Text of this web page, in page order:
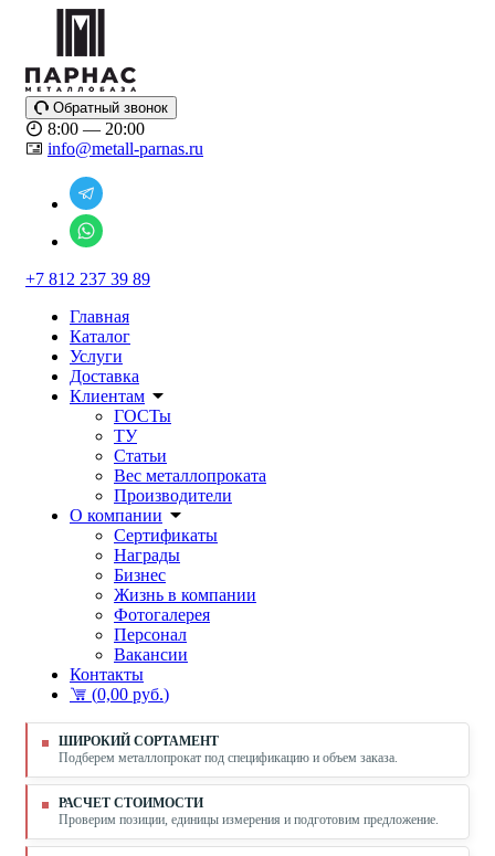
Обратный звонок
8:00 — 20:00
info@metall-parnas.ru
+7 812 237 39 89
Главная
Каталог
Услуги
Доставка
Клиентам
ГОСТы
ТУ
Статьи
Вес металлопроката
Производители
О компании
Сертификаты
Награды
Бизнес
Жизнь в компании
Фотогалерея
Персонал
Вакансии
Контакты
(0,00 руб.)
ШИРОКИЙ СОРТАМЕНТ
Подберем металлопрокат под спецификацию и объем заказа.
РАСЧЕТ СТОИМОСТИ
Проверим позиции, единицы измерения и подготовим предложение.